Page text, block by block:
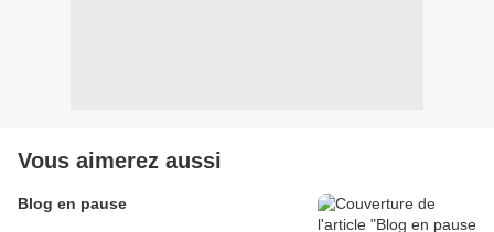
Vous aimerez aussi
Blog en pause